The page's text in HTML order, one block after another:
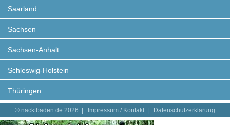
Saarland
Sachsen
Sachsen-Anhalt
Schleswig-Holstein
Thüringen
© nacktbaden.de 2026 | Impressum / Kontakt| Datenschutzerklärung